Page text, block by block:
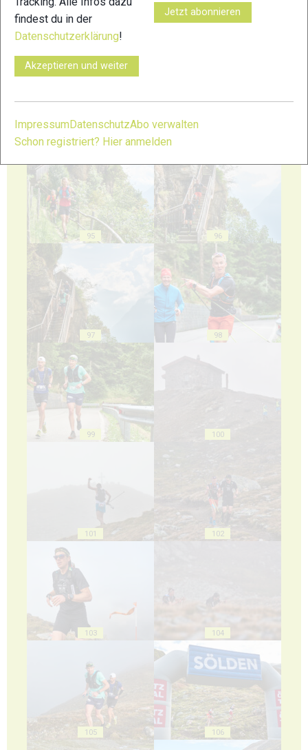
91
93
95 96
97 98
99 100
101 102
103 104
105 106
findest du in der
Datenschutzerklärung!
Akzeptieren und weiter
Jetzt abonnieren
Impressum DatenschutzAbo verwalten
Schon registriert? Hier anmelden